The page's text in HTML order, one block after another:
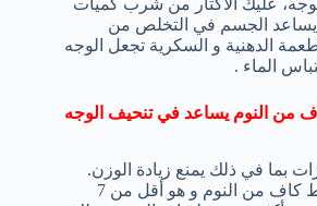
عليك الأكثار من شرب كميات
يساعد الجسم في التخلص من
الدهنية و السكرية تجعل الوجه
الماء .
من النوم يساعد في تنحيف الوجه
بما في ذلك يمنع زيادة الوزن.
عندما لا تحصل علي قسط كاف من النوم و هو أقل من 7